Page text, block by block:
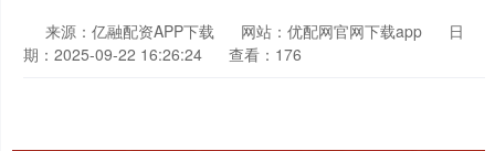
来源：亿融配资APP下载 网站：优配网官网下载app
日
期：2025-09-22 16:26:24
查看：176